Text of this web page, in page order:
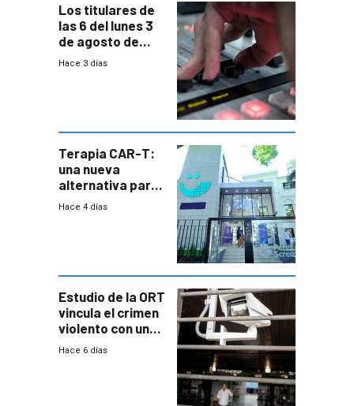
Los titulares de
las 6 del lunes 3
de agosto de
2026
Hace 3 días
Terapia CAR-T:
una nueva
alternativa para
niños y
Hace 4 días
Estudio de la ORT
vincula el crimen
violento con una
menor creación
Hace 6 días